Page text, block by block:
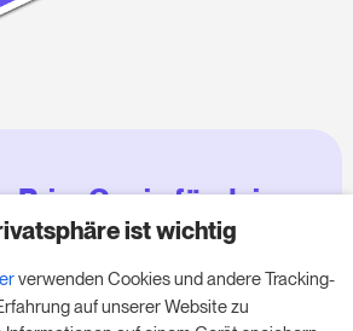
für deine
tägige Testversion und steigere
ist wichtig
verwenden Cookies und andere Tracking-
auf unserer Website zu